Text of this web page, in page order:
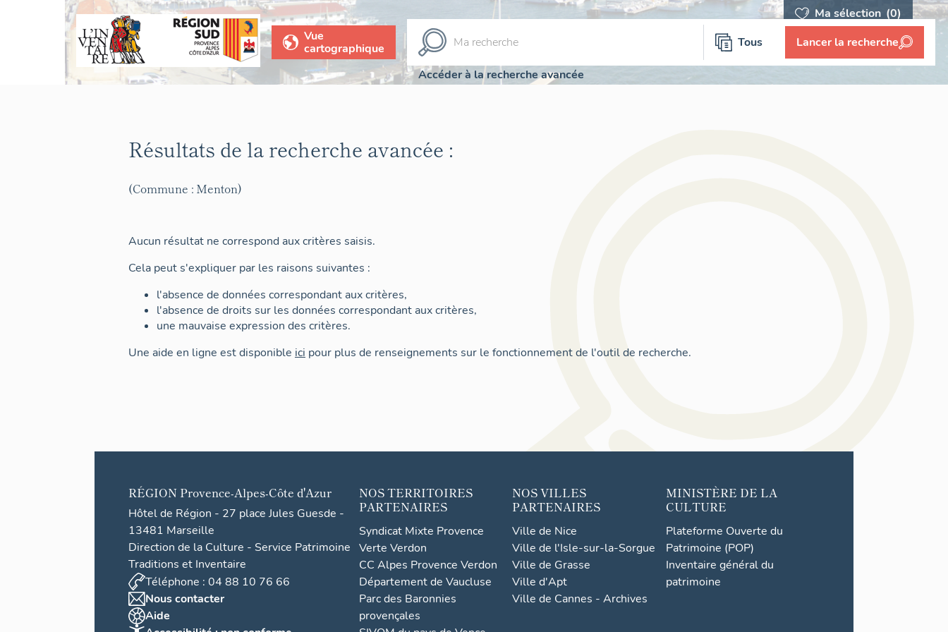
Ma sélection (0)
Vue
cartographique
Tous Lancer la recherche
Accéder à la recherche avancée
Résultats de la recherche avancée :
(Commune : Menton)
Aucun résultat ne correspond aux critères saisis.
Cela peut s'expliquer par les raisons suivantes :
l'absence de données correspondant aux critères,
l'absence de droits sur les données correspondant aux critères,
une mauvaise expression des critères.
Une aide en ligne est disponible ici pour plus de renseignements sur le fonctionnement de l'outil de recherche.
RÉGION Provence-Alpes-Côte d'Azur
Hôtel de Région - 27 place Jules Guesde -
13481 Marseille
Direction de la Culture - Service Patrimoine
Traditions et Inventaire
Téléphone : 04 88 10 76 66
Nous contacter
Aide
NOS TERRITOIRES
PARTENAIRES
Syndicat Mixte Provence
Verte Verdon
CC Alpes Provence Verdon
Département de Vaucluse
Parc des Baronnies
provençales
NOS VILLES
PARTENAIRES
Ville de Nice
Ville de l'Isle-sur-la-Sorgue
Ville de Grasse
Ville d'Apt
Ville de Cannes - Archives
MINISTÈRE DE LA
CULTURE
Plateforme Ouverte du
Patrimoine (POP)
Inventaire général du
patrimoine